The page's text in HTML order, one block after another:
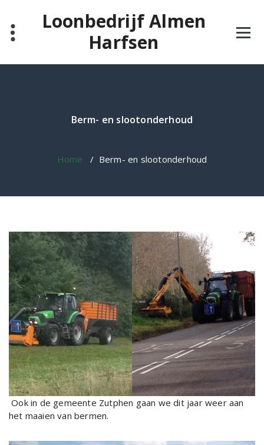
inhoud
Loonbedrijf Almen
Harfsen
Berm- en slootonderhoud
Home / Berm- en slootonderhoud
Ook in de gemeente Zutphen gaan we dit jaar weer aan
het maaien van bermen.